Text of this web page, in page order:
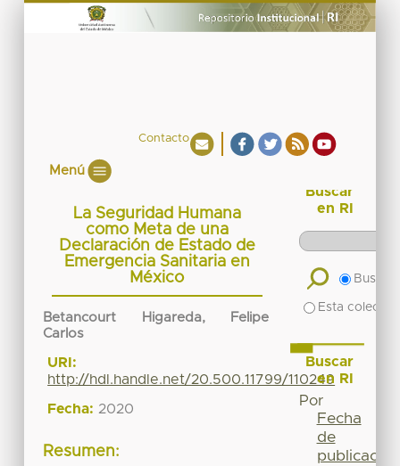
Contacto
Menú
La Seguridad Humana
como Meta de una
Declaración de Estado de
Emergencia Sanitaria en
México
Betancourt Higareda, Felipe
Carlos
URI:
http://hdl.handle.net/20.500.11799/110249
Fecha: 2020
Resumen:
Buscar
en RI
Buscar
Esta
Buscar
en RI
Por
Fecha
de
publicación